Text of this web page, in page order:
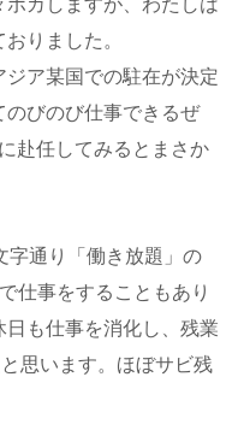
りました。
ア某国での駐在が決定
のびのび仕事できるぜ
赴任してみるとまさか
字通り「働き放題」の
仕事をすることもあり
も仕事を消化し、残業
思います。ほぼサビ残